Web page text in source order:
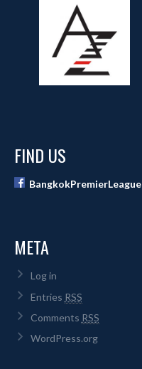
FIND US
BangkokPremierLeague
META
Log in
Entries RSS
Comments RSS
WordPress.org